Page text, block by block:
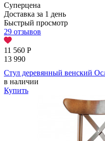
Суперцена
Доставка за 1 день
Быстрый просмотр
29 отзывов
11 560 Р
13 990
Стул деревянный венский
в наличии
Купить